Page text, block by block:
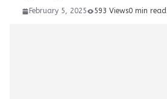
February 5, 2025 593 Views0 min read